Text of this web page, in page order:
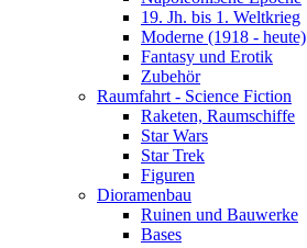
19. Jh. bis 1. Weltkrieg
Moderne (1918 - heute)
Fantasy und Erotik
Zubehör
Raumfahrt - Science Fiction
Raketen, Raumschiffe
Star Wars
Star Trek
Figuren
Dioramenbau
Ruinen und Bauwerke
Bases